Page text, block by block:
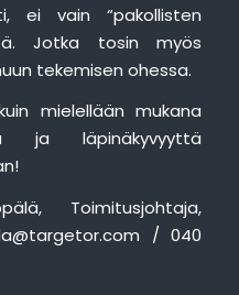
ei vain “pakollisten
Jotka tosin myös
tekemisen ohessa.
mielellään mukana
ja läpinäkyvyyttä
Toimitusjohtaja,
/ 040